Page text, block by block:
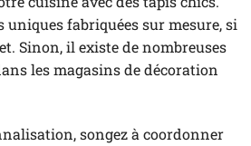
uniques fabriquées sur mesure, si
Sinon, il existe de nombreuses
les magasins de décoration
songez à coordonner